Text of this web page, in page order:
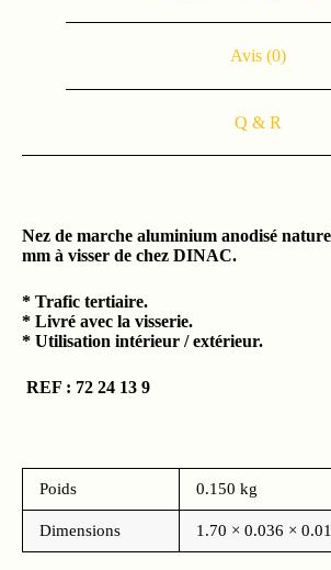
Avis (0)
Q & R
Nez de marche aluminium anodisé
mm à visser de chez DINAC.
* Trafic tertiaire.
* Livré avec la visserie.
* Utilisation intérieur / extérieur.
REF : 72 24 13 9
Poids 0.150 kg
Dimensions 1.70 × 0.036 ×